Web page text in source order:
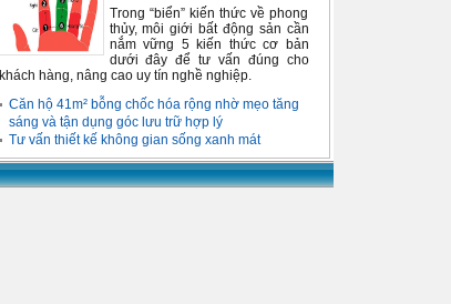
Trong “biển” kiến thức về phong
thủy, môi giới bất động sản cần
nắm vững 5 kiến thức cơ bản
dưới đây để tư vấn đúng cho
khách hàng, nâng cao uy tín nghề nghiệp.
Căn hộ 41m² bỗng chốc hóa rộng nhờ mẹo tăng
sáng và tận dụng góc lưu trữ hợp lý
Tư vấn thiết kế không gian sống xanh mát